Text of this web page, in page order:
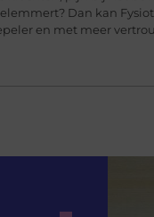
Dan kan
en met meer